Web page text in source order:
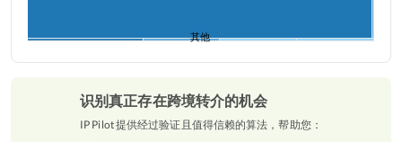
其他
识别真正存在跨境转介的机会
IP Pilot 提供经过验证且值得信赖的算法，帮助您：